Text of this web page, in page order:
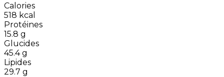
Calories
518 kcal
Protéines
15.8 g
Glucides
45.4 g
Lipides
29.7 g